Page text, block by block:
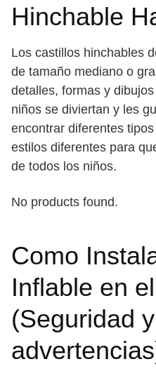
Hinchable
Los castillos hinchables
de tamaño mediano o
detalles, formas y
niños se diviertan y les
encontrar diferentes
estilos diferentes para
de todos los niños.
No products found.
Como
Inflable en
(Seguridad y